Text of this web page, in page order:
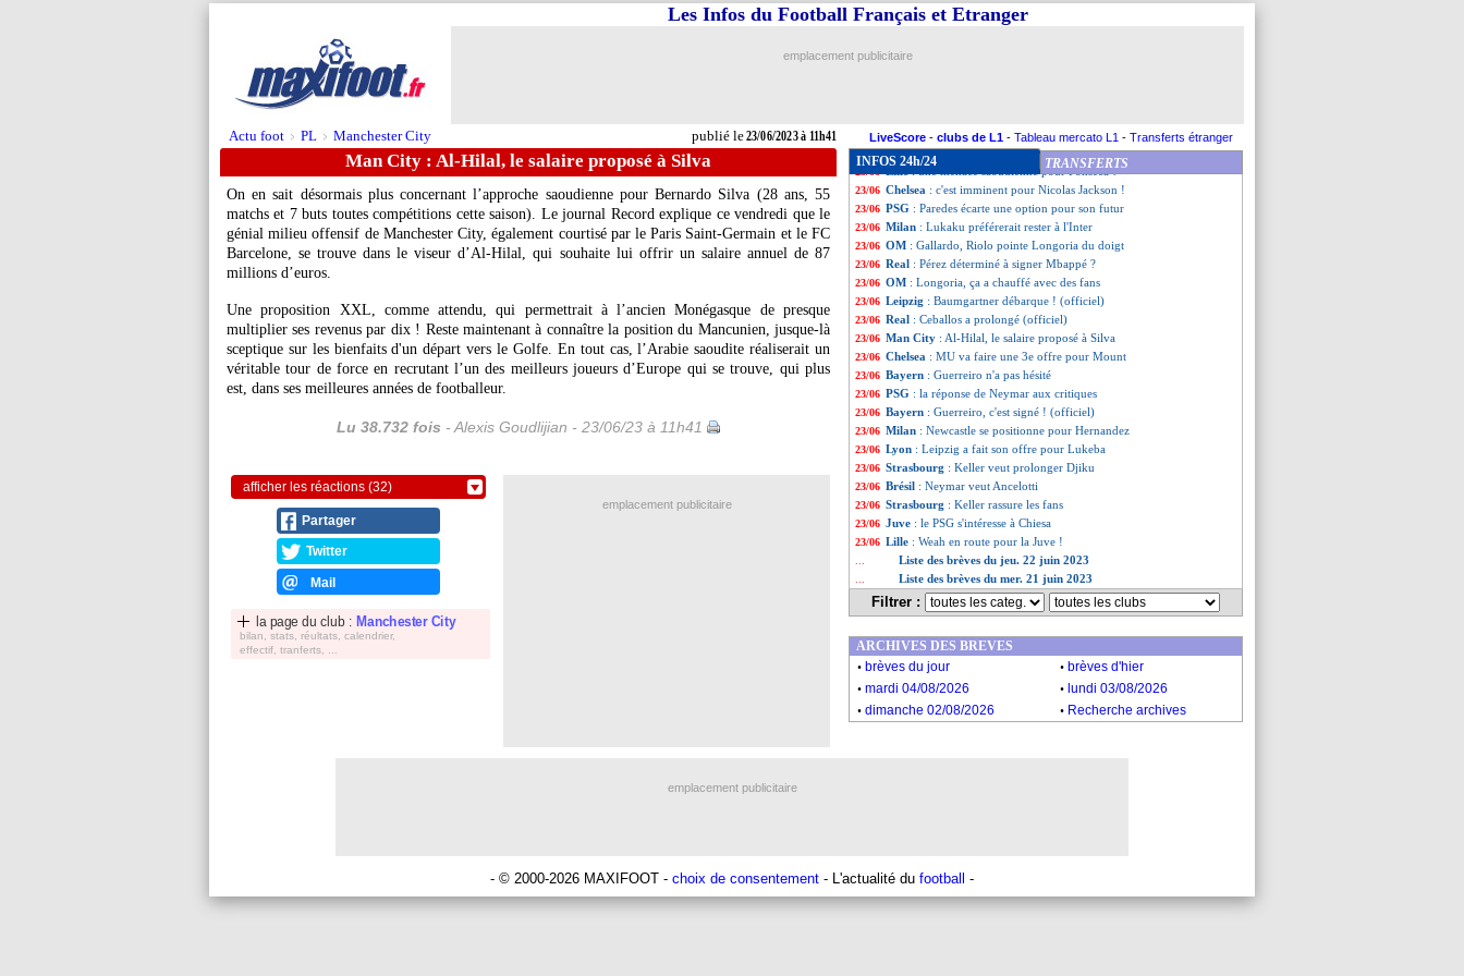
Actu foot > PL > Manchester City publié le23/06/2023 à 11h41
Les Infos du Football Français et Etranger
emplacement publicitaire
LiveScore - clubs de L1 - Tableau mercato L1 - Transferts étranger
Man City : Al-Hilal, le salaire proposé à Silva
On en sait désormais plus concernant l’approche saoudienne pour Bernardo Silva (28 ans, 55
matchs et 7 buts toutes compétitions cette saison). Le journal Record explique ce vendredi que le
génial milieu offensif de Manchester City, également courtisé par le Paris Saint-Germain et le FC
Barcelone, se trouve dans le viseur d’Al-Hilal, qui souhaite lui offrir un salaire annuel de 87
millions d’euros.
Une proposition XXL, comme attendu, qui permettrait à l’ancien Monégasque de presque
multiplier ses revenus par dix ! Reste maintenant à connaître la position du Mancunien, jusque-là
sceptique sur les bienfaits d'un départ vers le Golfe. En tout cas, l’Arabie saoudite réaliserait un
véritable tour de force en recrutant l’un des meilleurs joueurs d’Europe qui se trouve, qui plus
est, dans ses meilleures années de footballeur.
Lu 38.732 fois - Alexis Goudlijian - 23/06/23 à 11h41
afficher les réactions (32)
Partager
Twitter
Mail
la page du club : Manchester City
bilan, stats, réultats, calendrier,
effectif, tranferts, ...
INFOS 24h/24 TRANSFERTS
23/06 Lens: Spierings jusqu'en 2027 (officiel)
23/06 Nantes: Castelletto a la cote à l'étranger
23/06 Brest
23/06 Lens: un ancien Rennais dans le viseur
23/06 Lyon: Lorient veut négocier pour Faivre
: une menace saoudienne pour Fonseca ?
23/06 Chelsea : c'est imminent pour Nicolas Jackson !
23/06 PSG : Paredes écarte une option pour son futur
23/06 Milan : Lukaku préférerait rester à l'Inter
23/06 OM : Gallardo, Riolo pointe Longoria du doigt
23/06 Real : Pérez déterminé à signer Mbappé ?
23/06 OM : Longoria, ça a chauffé avec des fans
23/06 Leipzig : Baumgartner débarque ! (officiel)
23/06 Real : Ceballos a prolongé (officiel)
23/06 Man City : Al-Hilal, le salaire proposé à Silva
23/06 Chelsea : MU va faire une 3e offre pour Mount
23/06 Bayern : Guerreiro n'a pas hésité
23/06 PSG : la réponse de Neymar aux critiques
23/06 Bayern : Guerreiro, c'est signé ! (officiel)
23/06 Milan : Newcastle se positionne pour Hernandez
23/06 Lyon : Leipzig a fait son offre pour Lukeba
23/06 Strasbourg : Keller veut prolonger Djiku
23/06 Brésil : Neymar veut Ancelotti
23/06 Strasbourg : Keller rassure les fans
23/06 Juve : le PSG s'intéresse à Chiesa
23/06 Lille : Weah en route pour la Juve !
Liste des brèves du jeu. 22 juin 2023
Liste des brèves du mer. 21 juin 2023
Filtrer :
emplacement publicitaire
ARCHIVES DES BREVES
. brèves du jour . brèves d'hier
. mardi 04/08/2026 . lundi 03/08/2026
. dimanche 02/08/2026 . Recherche archives
emplacement publicitaire
- © 2000-2026 MAXIFOOT - choix de consentement - L'actualité du football -